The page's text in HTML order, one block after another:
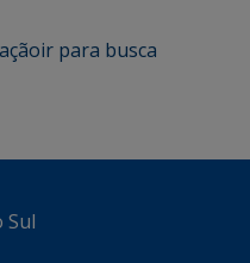
ir para busca
Sul